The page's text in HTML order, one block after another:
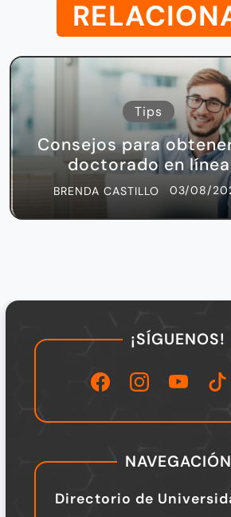
Tips
Consejos para
doctorado en línea
BRENDA CASTILLO 03/08/
¡SÍGUENOS!
NAVEGACIÓN
Directorio de